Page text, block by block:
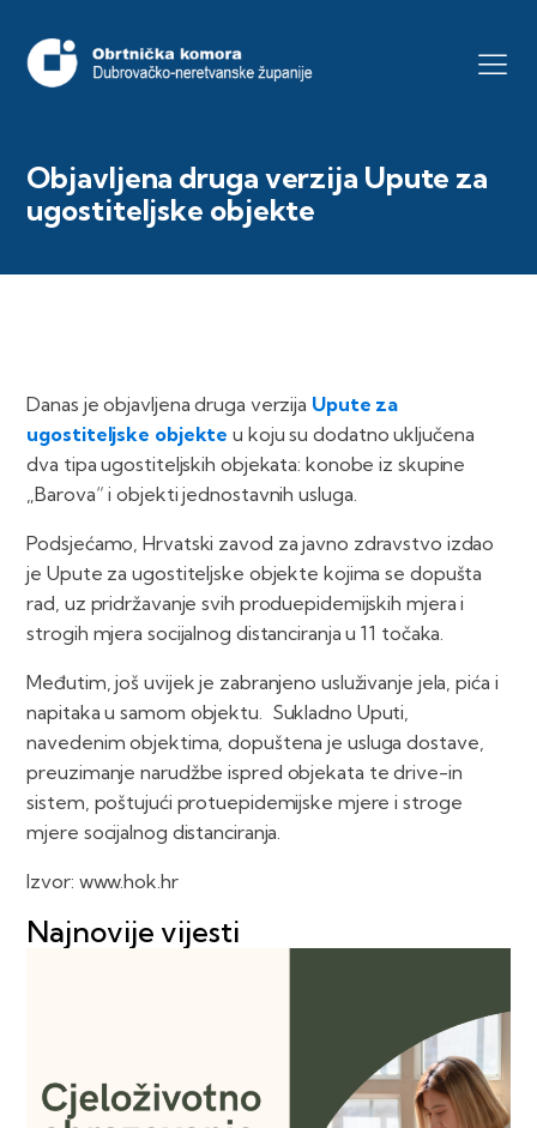
Objavljena druga verzija Upute za
ugostiteljske objekte
Danas je objavljena druga verzija Upute za
ugostiteljske objekte u koju su dodatno uključena
dva tipa ugostiteljskih objekata: konobe iz skupine
„Barova“ i objekti jednostavnih usluga.
Podsjećamo, Hrvatski zavod za javno zdravstvo izdao
je Upute za ugostiteljske objekte kojima se dopušta
rad, uz pridržavanje svih produepidemijskih mjera i
strogih mjera socijalnog distanciranja u 11 točaka.
Međutim, još uvijek je zabranjeno usluživanje jela, pića i
napitaka u samom objektu. Sukladno Uputi,
navedenim objektima, dopuštena je usluga dostave,
preuzimanje narudžbe ispred objekata te drive-in
sistem, poštujući protuepidemijske mjere i stroge
mjere socijalnog distanciranja.
Izvor: www.hok.hr
Najnovije vijesti